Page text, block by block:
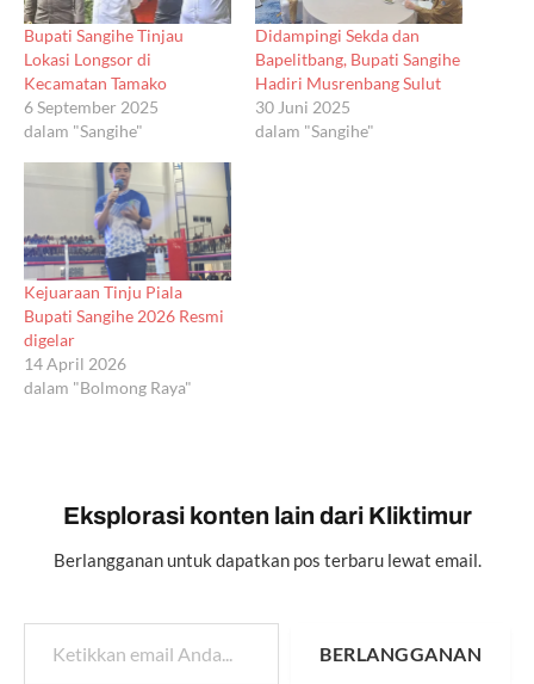
Bupati Sangihe Tinjau
Lokasi Longsor di
Kecamatan Tamako
6 September 2025
dalam "Sangihe"
Didampingi Sekda dan
Bapelitbang, Bupati Sangihe
Hadiri Musrenbang Sulut
30 Juni 2025
dalam "Sangihe"
Kejuaraan Tinju Piala
Bupati Sangihe 2026 Resmi
digelar
14 April 2026
dalam "Bolmong Raya"
Eksplorasi konten lain dari Kliktimur
Berlangganan untuk dapatkan pos terbaru lewat email.
Ketikkan email Anda...
BERLANGGANAN